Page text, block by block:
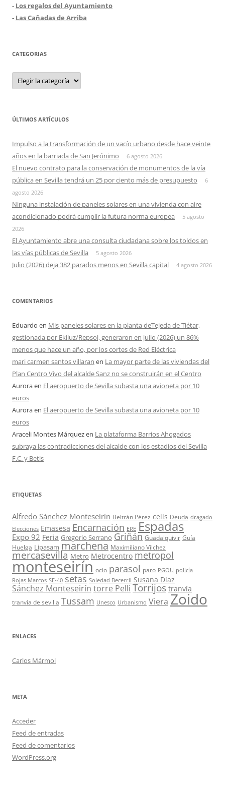
- Los regalos del Ayuntamiento
- Las Cañadas de Arriba
CATEGORIAS
Categorias
ÚLTIMOS ARTÍCULOS
Impulso a la transformación de un vacío urbano desde hace veinte
años en la barriada de San Jerónimo
6 agosto 2026
El nuevo contrato para la conservación de monumentos de la vía
pública en Sevilla tendrá un 25 por ciento más de presupuesto
6
agosto 2026
Ninguna instalación de paneles solares en una vivienda con aire
acondicionado podrá cumplir la futura norma europea
5 agosto
2026
El Ayuntamiento abre una consulta ciudadana sobre los toldos en
las vías públicas de Sevilla
5 agosto 2026
Julio (2026) deja 382 parados menos en Sevilla capital 4 agosto 2026
COMENTARIOS
Eduardo en Mis paneles solares en la planta deTejeda de Tiétar,
gestionada por Ekiluz/Repsol, generaron en julio (2026) un 86%
menos que hace un año, por los cortes de Red Eléctrica
mari carmen santos villaran en La mayor parte de las viviendas del
Plan Centro Vivo del alcalde Sanz no se construirán en el Centro
Auroraen El aeropuerto de Sevilla subasta una avioneta por 10
euros
Auroraen El aeropuerto de Sevilla subasta una avioneta por 10
euros
Araceli Montes Márquezen La plataforma Barrios Ahogados
subraya las contradicciones del alcalde con los estadios del Sevilla
F.C. y Betis
ETIQUETAS
Alfredo Sánchez Monteseirín Beltrán Pérez celis Deuda dragado
Elecciones Emasesa Encarnación ERE Espadas
Expo 92 Feria Gregorio Serrano Griñán Guadalquivir Guía
Huelga Lipasam marchena Maximiliano Vílchez
mercasevilla Metro Metrocentro metropol
monteseirín ocio parasol paro PGOU policía
Rojas Marcos SE-40 setas Soledad Becerril Susana Díaz
Sánchez Monteseirín torre Pelli Torrijos tranvía
tranvía de sevilla Tussam Unesco Urbanismo Viera Zoido
ENLACES
Carlos Mármol
META
Acceder
Feed de entradas
Feed de comentarios
WordPress.org